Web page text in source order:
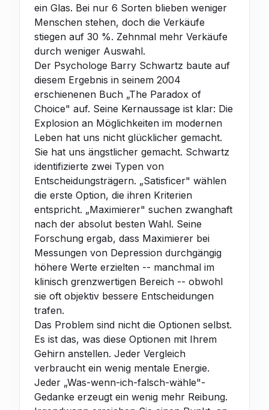
ein Glas. Bei nur 6 Sorten blieben weniger
Menschen stehen, doch die Verkäufe
stiegen auf 30 %. Zehnmal mehr Verkäufe
durch weniger Auswahl.
Der Psychologe Barry Schwartz baute auf
diesem Ergebnis in seinem 2004
erschienenen Buch „The Paradox of
Choice" auf. Seine Kernaussage ist klar: Die
Explosion an Möglichkeiten im modernen
Leben hat uns nicht glücklicher gemacht.
Sie hat uns ängstlicher gemacht. Schwartz
identifizierte zwei Typen von
Entscheidungsträgern. „Satisficer" wählen
die erste Option, die ihren Kriterien
entspricht. „Maximierer" suchen zwanghaft
nach der absolut besten Wahl. Seine
Forschung ergab, dass Maximierer bei
Messungen von Depression durchgängig
höhere Werte erzielten -- manchmal im
klinisch grenzwertigen Bereich -- obwohl
sie oft objektiv bessere Entscheidungen
trafen.
Das Problem sind nicht die Optionen selbst.
Es ist das, was diese Optionen mit Ihrem
Gehirn anstellen. Jeder Vergleich
verbraucht ein wenig mentale Energie.
Jeder „Was-wenn-ich-falsch-wähle"-
Gedanke erzeugt ein wenig mehr Reibung.